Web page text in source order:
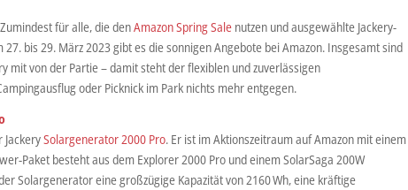
für alle, die denAmazon Spring Sale nutzen und ausgewählte Jackery-
bis 29. März 2023 gibt es die sonnigen Angebote bei Amazon. Insgesamt sind
mit von der Partie – damit steht der flexiblen und zuverlässigen
oder Picknick im Park nichts mehr entgegen.
JackerySolargenerator 2000 Pro. Er ist im Aktionszeitraum auf Amazon mit einem
Paket besteht aus dem Explorer 2000 Pro und einem SolarSaga 200W
Solargenerator eine großzügige Kapazität von 2160 Wh, eine kräftige